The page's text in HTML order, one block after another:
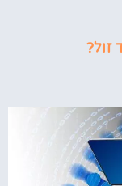
זול?